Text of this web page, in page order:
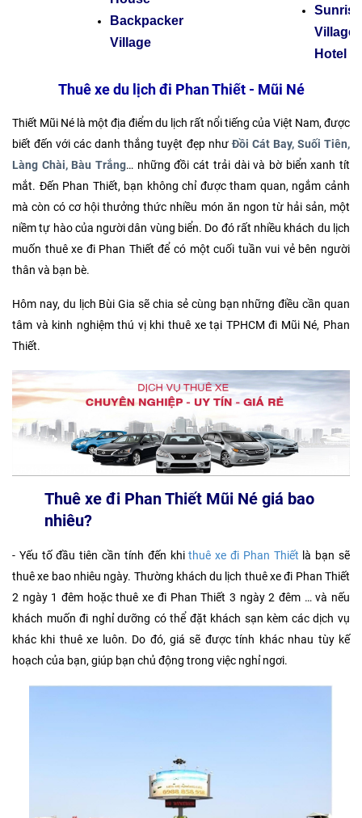
Backpacker
Village
Sunrise
Village
Hotel
Thuê xe du lịch đi Phan Thiết - Mũi Né
Thiết Mũi Né là một địa điểm du lịch rất nổi tiếng của Việt Nam, được
biết đến với các danh thắng tuyệt đẹp nhưĐồi Cát Bay, Suối Tiên,
Làng Chài, Bàu Trắng… những đồi cát trải dài và bờ biển xanh tít
mắt. Đến Phan Thiết, bạn không chỉ được tham quan, ngắm cảnh
mà còn có cơ hội thưởng thức nhiều món ăn ngon từ hải sản, một
niềm tự hào của người dân vùng biển. Do đó rất nhiều khách du lịch
muốn thuê xe đi Phan Thiết để có một cuối tuần vui vẻ bên người
thân và bạn bè.
Hôm nay, du lịch Bùi Gia sẽ chia sẻ cùng bạn những điều cần quan
tâm và kinh nghiệm thú vị khi thuê xe tại TPHCM đi Mũi Né, Phan
Thiết.
Thuê xe đi Phan Thiết Mũi Né giá bao
nhiêu?
- Yếu tố đầu tiên cần tính đến khithuê xe đi Phan Thiết là bạn sẽ
thuê xe bao nhiêu ngày. Thường khách du lịch thuê xe đi Phan Thiết
2 ngày 1 đêm hoặc thuê xe đi Phan Thiết 3 ngày 2 đêm … và nếu
khách muốn đi nghỉ dưỡng có thể đặt khách sạn kèm các dịch vụ
khác khi thuê xe luôn. Do đó, giá sẽ được tính khác nhau tùy kế
hoạch của bạn, giúp bạn chủ động trong việc nghỉ ngơi.